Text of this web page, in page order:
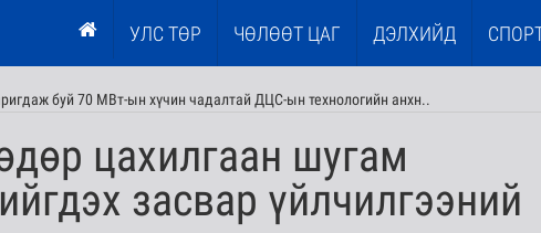
УЛС ТӨР ЧӨЛӨӨТ ЦАГ ДЭЛХИЙД
буй 70 МВт-ын хүчин чадалтай ДЦС-ын технологийн анхн..
цахилгаан шугам
засвар үйлчилгээний